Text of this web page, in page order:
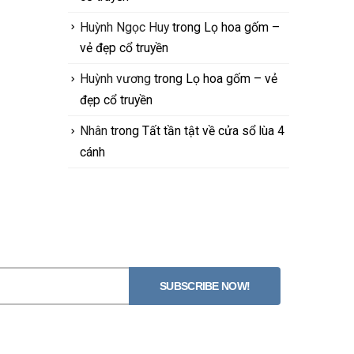
Huỳnh Ngọc Huy trong Lọ hoa gốm –
vẻ đẹp cổ truyền
Huỳnh vương trong Lọ hoa gốm – vẻ
đẹp cổ truyền
Nhân trong Tất tần tật về cửa sổ lùa 4
cánh